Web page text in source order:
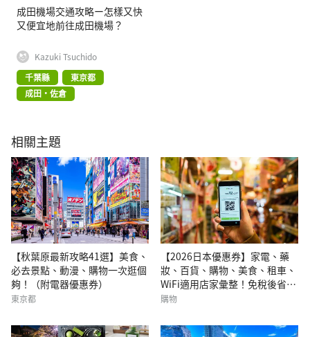
成田機場交通攻略ー怎樣又快
又便宜地前往成田機場？
Kazuki Tsuchido
千葉縣
東京都
成田・佐倉
相關主題
【秋葉原最新攻略41選】美食、
必去景點、動漫、購物一次逛個
夠！（附電器優惠券）
東京都
【2026日本優惠券】家電、藥
妝、百貨、購物、美食、租車、
WiFi適用店家彙整！免稅後省上
加省！
購物